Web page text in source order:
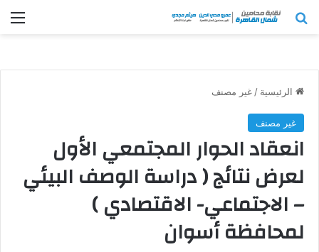
بحث عن
الرئيسية / غير مصنف
غير مصنف
انعقاد الحوار المجتمعي الأول
لعرض نتائج ( دراسة الوصف البيئي
– الاجتماعي- الاقتصادي )
لمحافظة أسوان